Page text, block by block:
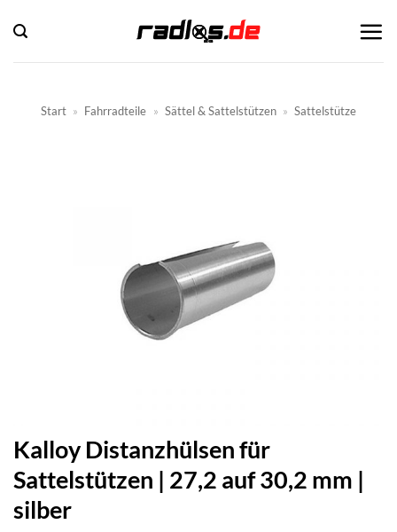
Inhalt
springen
Start » Fahrradteile » Sättel & Sattelstützen » Sattelstütze
Kalloy Distanzhülsen für
Sattelstützen | 27,2 auf 30,2 mm |
silber